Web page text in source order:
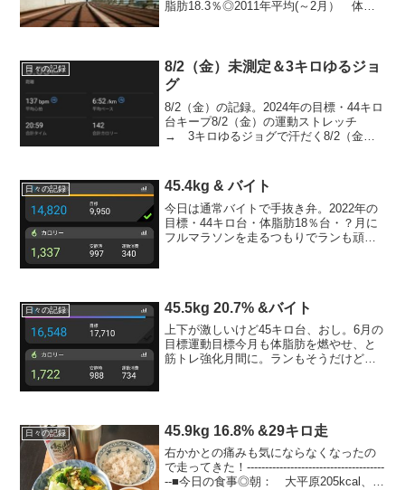
脂肪18.3％◎2011年平均(～2月） 体
日々の記録
8/2（金）未測定＆3キロゆるジョ
グ
8/2（金）の記録。2024年の目標・44キロ
台キープ8/2（金）の運動ストレッチ
→ 3キロゆるジョグで汗だく8/2（金）
卵、胡瓜、キムチ）間食頂き物クッキー
2...
日々の記録 45.4kg & バイト
今日は通常バイトで手抜き弁。2022年の
目標・44キロ台・体脂肪18％台・？月に
フルマラソンを走るつもりでランも頑張
日々の記録 45.5kg 20.7% &バイト
上下が激しいけど45キロ台、おし。6月の
目標運動目標今月も体脂肪を燃やせ、と
筋トレ強化月間に。ランもそうだけど山
日々の記録 45.9kg 16.8% &29キロ走
右かかとの痛みも気にならなくなったの
で走ってきた！--------------------------------------
--■今日の食事◎朝： 大平原205kcal、ア